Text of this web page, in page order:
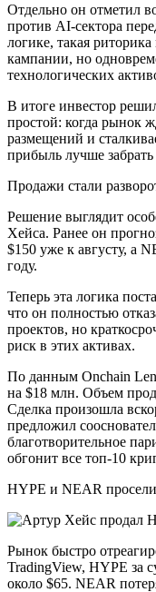
Отдельно он отметил
против AI-сектора
логике, такая
кампании, но
технологических
В итоге инвестор
простой: когда рынок
размещений и
прибыль лучше забрать
Продажи стали
Решение выглядит
Хейса. Ранее он
$150 уже к августу, а
году.
Теперь эта логика
что он полностью
проектов, но
риск в этих активах.
По данным Onchain
на $18 млн. Объем
Сделка произошла
предложил
благотворительное
обгонит все топ-10
HYPE и NEAR
Рынок быстро
TradingView, HYPE за
около $65. NEAR